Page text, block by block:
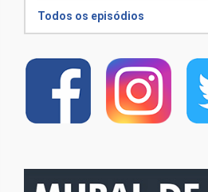
Todos os episódios